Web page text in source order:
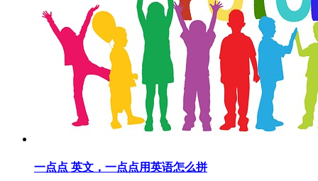
一点点 英文，一点点用英语怎么拼